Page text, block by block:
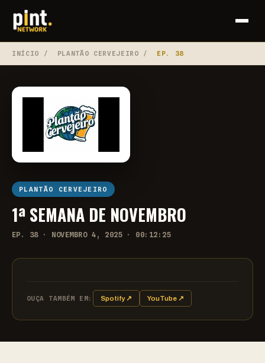
INÍCIO / PLANTÃO CERVEJEIRO / EP. 38
PLANTÃO CERVEJEIRO
1ª SEMANA DE NOVEMBRO
EP. 38 · NOVEMBRO 4, 2025 · 00:12:25
OUÇA TAMBÉM EM: Spotify ↗ YouTube ↗